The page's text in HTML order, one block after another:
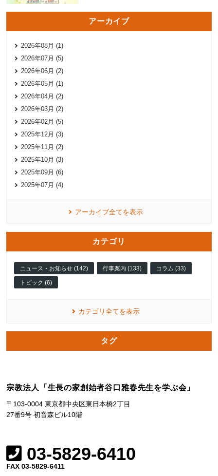
アーカイブ
2026年08月 (1)
2026年07月 (5)
2026年06月 (2)
2026年05月 (1)
2026年04月 (2)
2026年03月 (2)
2026年02月 (5)
2025年12月 (3)
2025年11月 (2)
2025年10月 (3)
2025年09月 (6)
2025年07月 (4)
アーカイブ全てを表示
カテゴリ
ニュース・お知らせ (142) 行事案内 (133) コラム (33)
トピック (6)
カテゴリ全てを表示
タグ
宗教法人「生長の家創始者谷口雅春先生を学ぶ会」
〒103-0004 東京都中央区東日本橋2丁目
27番9号 初音森ビル10階
03-5829-6410
FAX 03-5829-6411